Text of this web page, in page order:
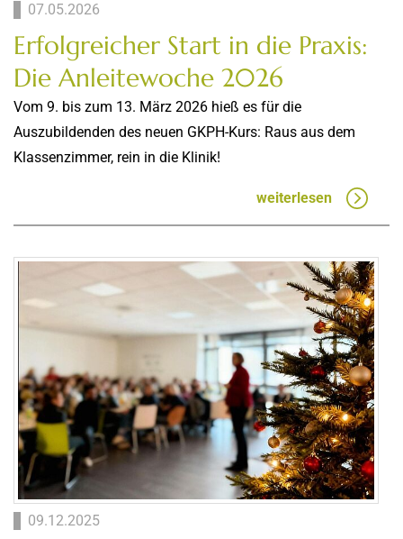
07.05.2026
Erfolgreicher Start in die Praxis:
Die Anleitewoche 2026
Vom 9. bis zum 13. März 2026 hieß es für die
Auszubildenden des neuen GKPH-Kurs: Raus aus dem
Klassenzimmer, rein in die Klinik!
weiterlesen
09.12.2025